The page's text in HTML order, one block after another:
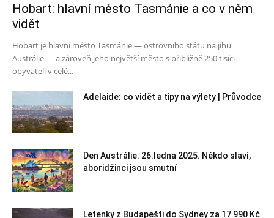
Hobart: hlavní město Tasmánie a co v něm
vidět
Hobart je hlavní město Tasmánie — ostrovního státu na jihu
Austrálie — a zároveň jeho největší město s přibližně 250 tisíci
obyvateli v celé...
Adelaide: co vidět a tipy na výlety | Průvodce
Den Austrálie: 26.ledna 2025. Někdo slaví,
aboridžinci jsou smutní
Letenky z Budapešti do Sydney za 17 990 Kč